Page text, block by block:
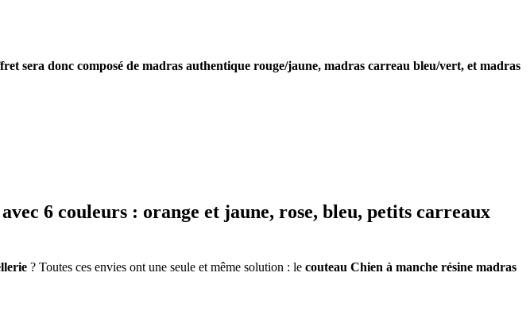
sera donc composé de madras authentique rouge/jaune, madras carreau bleu/vert, et madras
6 couleurs : orange et jaune, rose, bleu, petits carreaux
? Toutes ces envies ont une seule et même solution : le couteau Chien à manche résine madras